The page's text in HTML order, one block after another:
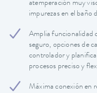
atemperación muy
impurezas en el baño
Amplia funcionalidad
seguro, opciones de
controlador y
procesos preciso y
Máxima conexión en